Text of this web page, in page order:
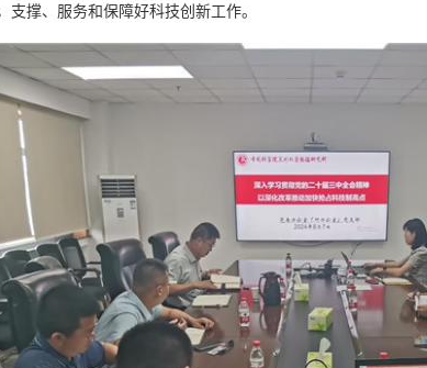
撑、服务和保障好科技创新工作。